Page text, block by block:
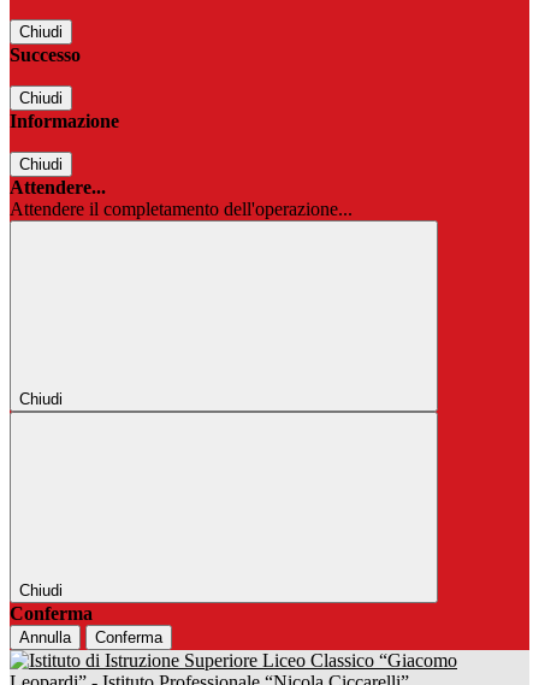
Chiudi
Successo
Chiudi
Informazione
Chiudi
Attendere...
Attendere il completamento dell'operazione...
Chiudi
Chiudi
Conferma
Annulla Conferma